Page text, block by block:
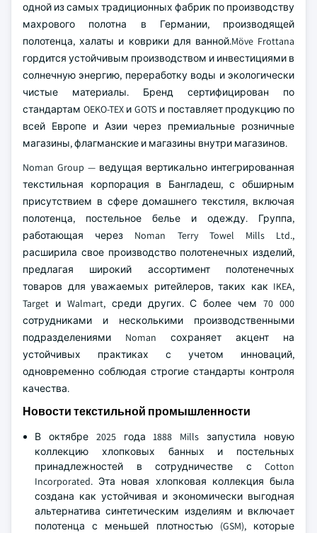
одной из самых традиционных фабрик по производству
махрового полотна в Германии, производящей
полотенца, халаты и коврики для ванной.Möve Frottana
гордится устойчивым производством и инвестициями в
солнечную энергию, переработку воды и экологически
чистые материалы. Бренд сертифицирован по
стандартам OEKO-TEX и GOTS и поставляет продукцию по
всей Европе и Азии через премиальные розничные
магазины, флагманские и магазины внутри магазинов.
Noman Group — ведущая вертикально интегрированная
текстильная корпорация в Бангладеш, с обширным
присутствием в сфере домашнего текстиля, включая
полотенца, постельное белье и одежду. Группа,
работающая через Noman Terry Towel Mills Ltd.,
расширила свое производство полотенечных изделий,
предлагая широкий ассортимент полотенечных
товаров для уважаемых ритейлеров, таких как IKEA,
Target и Walmart, среди других. С более чем 70 000
сотрудниками и несколькими производственными
подразделениями Noman сохраняет акцент на
устойчивых практиках с учетом инноваций,
одновременно соблюдая строгие стандарты контроля
качества.
Новости текстильной промышленности
В октябре 2025 года 1888 Mills запустила новую
коллекцию хлопковых банных и постельных
принадлежностей в сотрудничестве с Cotton
Incorporated. Эта новая хлопковая коллекция была
создана как устойчивая и экономически выгодная
альтернатива синтетическим изделиям и включает
полотенца с меньшей плотностью (GSM), которые